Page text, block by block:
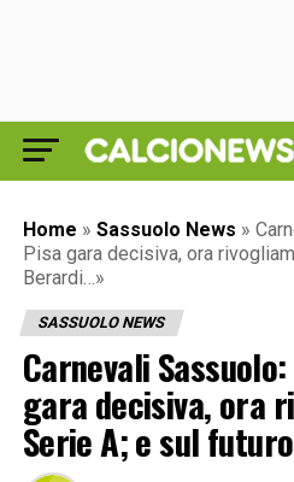
Home » Sassuolo News »
Pisa gara decisiva, ora
Berardi…»
SASSUOLO NEWS
Carnevali
gara decisiva, ora
Serie A; e sul